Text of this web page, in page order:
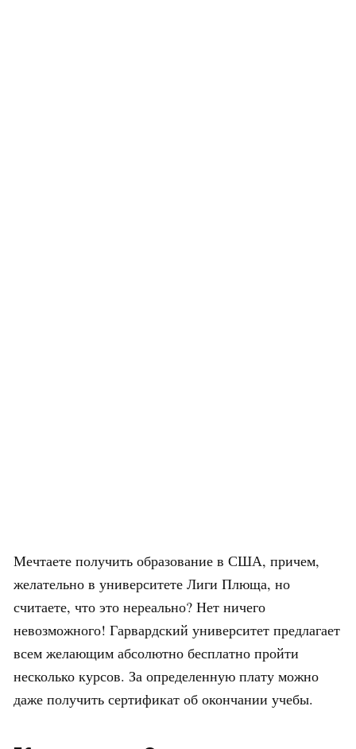
Мечтаете получить образование в США, причем,
желательно в университете Лиги Плюща, но
считаете, что это нереально? Нет ничего
невозможного! Гарвардский университет предлагает
всем желающим абсолютно бесплатно пройти
несколько курсов. За определенную плату можно
даже получить сертификат об окончании учебы.